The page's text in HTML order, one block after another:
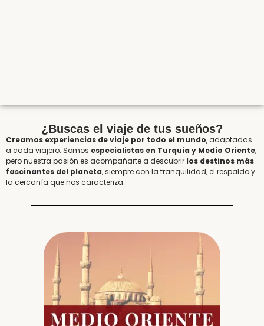
¿Buscas el viaje de tus sueños?
Creamos experiencias de viaje por todo el mundo, adaptadas
a cada viajero. Somos especialistas en Turquía y Medio Oriente,
pero nuestra pasión es acompañarte a descubrir los destinos más
fascinantes del planeta, siempre con la tranquilidad, el respaldo y
la cercanía que nos caracteriza.